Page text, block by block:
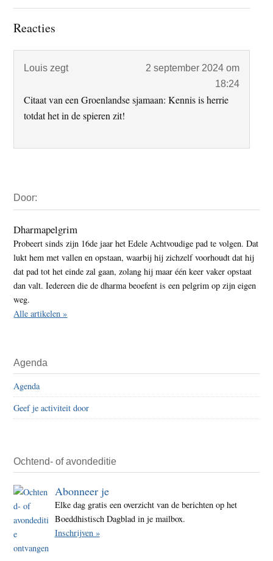
Lees
Reacties
Louis zegt
2 september 2024 om
18:24
Citaat van een Groenlandse sjamaan: Kennis is herrie
totdat het in de spieren zit!
Sidebar
Door:
Dharmapelgrim
Probeert sinds zijn 16de jaar het Edele Achtvoudige pad te volgen. Dat
lukt hem met vallen en opstaan, waarbij hij zichzelf voorhoudt dat hij
dat pad tot het einde zal gaan, zolang hij maar één keer vaker opstaat
dan valt. Iedereen die de dharma beoefent is een pelgrim op zijn eigen
weg.
Alle artikelen »
Agenda
Agenda
Geef je activiteit door
Ochtend- of avondeditie
Abonneer je
Elke dag gratis een overzicht van de berichten op het
Boeddhistisch Dagblad in je mailbox.
Inschrijven »